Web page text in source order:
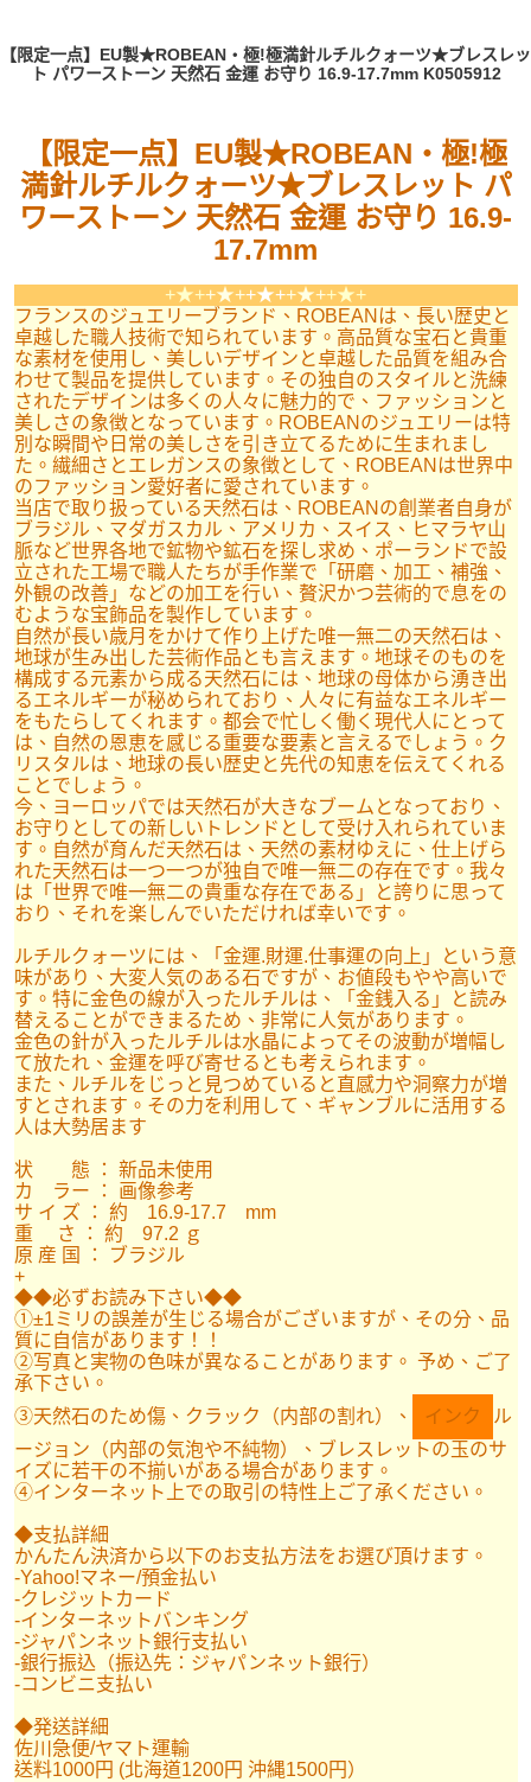
【限定一点】EU製★ROBEAN・極!極満針ルチルクォーツ★ブレスレッ
ト パワーストーン 天然石 金運 お守り 16.9-17.7mm K0505912
【限定一点】EU製★ROBEAN・極!極
満針ルチルクォーツ★ブレスレット パ
ワーストーン 天然石 金運 お守り 16.9-
17.7mm
+★++★++★++★++★+
フランスのジュエリーブランド、ROBEANは、長い歴史と
卓越した職人技術で知られています。高品質な宝石と貴重
な素材を使用し、美しいデザインと卓越した品質を組み合
わせて製品を提供しています。その独自のスタイルと洗練
されたデザインは多くの人々に魅力的で、ファッションと
美しさの象徴となっています。ROBEANのジュエリーは特
別な瞬間や日常の美しさを引き立てるために生まれまし
た。繊細さとエレガンスの象徴として、ROBEANは世界中
のファッション愛好者に愛されています。
当店で取り扱っている天然石は、ROBEANの創業者自身が
ブラジル、マダガスカル、アメリカ、スイス、ヒマラヤ山
脈など世界各地で鉱物や鉱石を探し求め、ポーランドで設
立された工場で職人たちが手作業で「研磨、加工、補強、
外観の改善」などの加工を行い、贅沢かつ芸術的で息をの
むような宝飾品を製作しています。
自然が長い歳月をかけて作り上げた唯一無二の天然石は、
地球が生み出した芸術作品とも言えます。地球そのものを
構成する元素から成る天然石には、地球の母体から湧き出
るエネルギーが秘められており、人々に有益なエネルギー
をもたらしてくれます。都会で忙しく働く現代人にとって
は、自然の恩恵を感じる重要な要素と言えるでしょう。ク
リスタルは、地球の長い歴史と先代の知恵を伝えてくれる
ことでしょう。
今、ヨーロッパでは天然石が大きなブームとなっており、
お守りとしての新しいトレンドとして受け入れられていま
す。自然が育んだ天然石は、天然の素材ゆえに、仕上げら
れた天然石は一つ一つが独自で唯一無二の存在です。我々
は「世界で唯一無二の貴重な存在である」と誇りに思って
おり、それを楽しんでいただければ幸いです。
ルチルクォーツには、「金運.財運.仕事運の向上」という意
味があり、大変人気のある石ですが、お値段もやや高いで
す。特に金色の線が入ったルチルは、「金銭入る」と読み
替えることができまるため、非常に人気があります。
金色の針が入ったルチルは水晶によってその波動が増幅し
て放たれ、金運を呼び寄せるとも考えられます。
また、ルチルをじっと見つめていると直感力や洞察力が増
すとされます。その力を利用して、ギャンブルに活用する
人は大勢居ます
状 態 ： 新品未使用
カ ラー ： 画像参考
サ イ ズ ： 約 16.9-17.7 mm
重 さ ： 約 97.2 ｇ
原 産 国 ： ブラジル
+
◆◆必ずお読み下さい◆◆
①±1ミリの誤差が生じる場合がございますが、その分、品
質に自信があります！！
②写真と実物の色味が異なることがあります。 予め、ご了
承下さい。
③天然石のため傷、クラック（内部の割れ）、
インク
ル
ージョン（内部の気泡や不純物）、ブレスレットの玉のサ
イズに若干の不揃いがある場合があります。
④インターネット上での取引の特性上ご了承ください。
◆支払詳細
かんたん決済から以下のお支払方法をお選び頂けます。
-Yahoo!マネー/預金払い
-クレジットカード
-インターネットバンキング
-ジャパンネット銀行支払い
-銀行振込（振込先：ジャパンネット銀行）
-コンビニ支払い
◆発送詳細
佐川急便/ヤマト運輸
送料1000円 (北海道1200円 沖縄1500円）